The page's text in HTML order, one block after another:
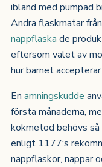
ibland med pumpad
Andra flaskmatar
nappflaska de
eftersom valet av
hur barnet
En amningskudde
första månaderna,
kokmetod behövs så
enligt 1177:s
nappflaskor, nappar